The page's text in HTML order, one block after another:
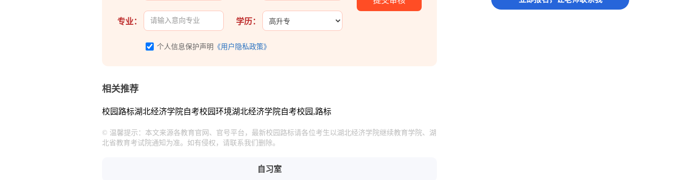
专业： 学历：
个人信息保护声明 《用户隐私政策》
相关推荐
校园路标湖北经济学院自考校园环境湖北经济学院自考校园,路标
© 温馨提示：本文来源各教育官网、官号平台，最新校园路标请各位考生以湖北经济学院继续教育学院、湖
北省教育考试院通知为准。如有侵权，请联系我们删除。
自习室